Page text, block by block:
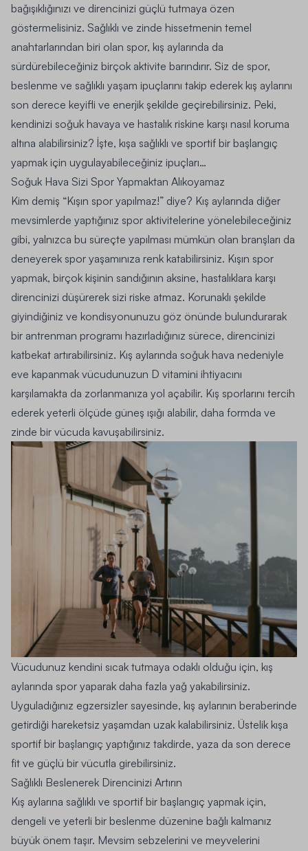
bağışıklığınızı ve direncinizi güçlü tutmaya özen
göstermelisiniz. Sağlıklı ve zinde hissetmenin temel
anahtarlarından biri olan spor, kış aylarında da
sürdürebileceğiniz birçok aktivite barındırır. Siz de spor,
beslenme ve sağlıklı yaşam ipuçlarını takip ederek kış aylarını
son derece keyifli ve enerjik şekilde geçirebilirsiniz. Peki,
kendinizi soğuk havaya ve hastalık riskine karşı nasıl koruma
altına alabilirsiniz? İşte, kışa sağlıklı ve sportif bir başlangıç
yapmak için uygulayabileceğiniz ipuçları…
Soğuk Hava Sizi Spor Yapmaktan Alıkoyamaz
Kim demiş “Kışın spor yapılmaz!” diye? Kış aylarında diğer
mevsimlerde yaptığınız spor aktivitelerine yönelebileceğiniz
gibi, yalnızca bu süreçte yapılması mümkün olan branşları da
deneyerek spor yaşamınıza renk katabilirsiniz. Kışın spor
yapmak, birçok kişinin sandığının aksine, hastalıklara karşı
direncinizi düşürerek sizi riske atmaz. Korunaklı şekilde
giyindiğiniz ve kondisyonunuzu göz önünde bulundurarak
bir antrenman programı hazırladığınız sürece, direncinizi
katbekat artırabilirsiniz. Kış aylarında soğuk hava nedeniyle
eve kapanmak vücudunuzun D vitamini ihtiyacını
karşılamakta da zorlanmanıza yol açabilir. Kış sporlarını tercih
ederek yeterli ölçüde güneş ışığı alabilir, daha formda ve
zinde bir vücuda kavuşabilirsiniz.
Vücudunuz kendini sıcak tutmaya odaklı olduğu için, kış
aylarında spor yaparak daha fazla yağ yakabilirsiniz.
Uyguladığınız egzersizler sayesinde, kış aylarının beraberinde
getirdiği hareketsiz yaşamdan uzak kalabilirsiniz. Üstelik kışa
sportif bir başlangıç yaptığınız takdirde, yaza da son derece
fit ve güçlü bir vücutla girebilirsiniz.
Sağlıklı Beslenerek Direncinizi Artırın
Kış aylarına sağlıklı ve sportif bir başlangıç yapmak için,
dengeli ve yeterli bir beslenme düzenine bağlı kalmanız
büyük önem taşır. Mevsim sebzelerini ve meyvelerini